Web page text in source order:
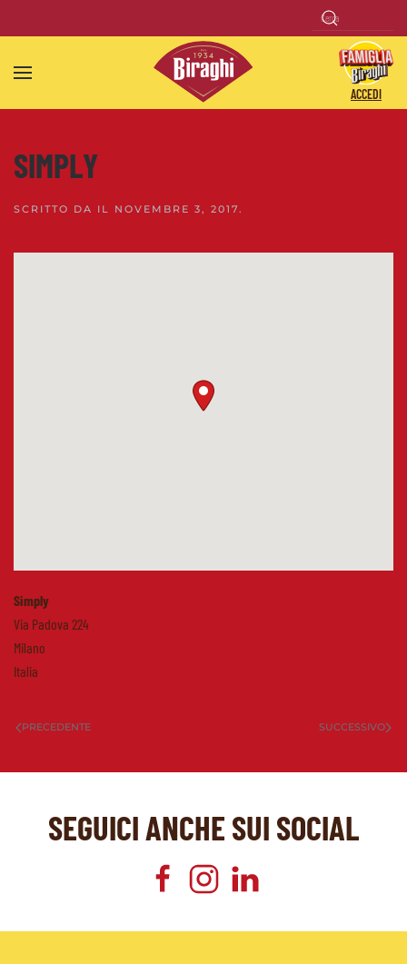
Skip to main content
ACCEDI
SIMPLY
SCRITTO DA IL NOVEMBRE 3, 2017.
Simply
Via Padova 224
Milano
Italia
PRECEDENTE SUCCESSIVO
SEGUICI ANCHE SUI SOCIAL